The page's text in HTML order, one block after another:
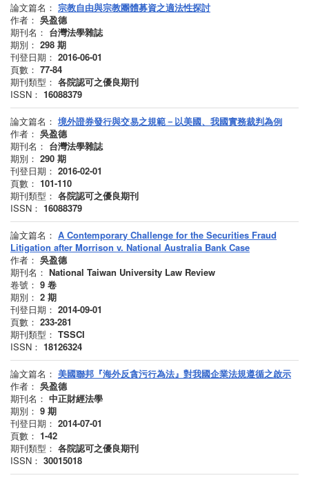
論文篇名： 宗教自由與宗教團體募資之適法性探討
作者： 吳盈德
期刊名： 台灣法學雜誌
期別： 298 期
刊登日期： 2016-06-01
頁數： 77-84
期刊類型： 各院認可之優良期刊
ISSN： 16088379
論文篇名： 境外證券發行與交易之規範－以美國、我國實務裁判為例
作者： 吳盈德
期刊名： 台灣法學雜誌
期別： 290 期
刊登日期： 2016-02-01
頁數： 101-110
期刊類型： 各院認可之優良期刊
ISSN： 16088379
論文篇名： A Contemporary Challenge for the Securities Fraud
Litigation after Morrison v. National Australia Bank Case
作者： 吳盈德
期刊名： National Taiwan University Law Review
卷號： 9 卷
期別： 2 期
刊登日期： 2014-09-01
頁數： 233-281
期刊類型： TSSCI
ISSN： 18126324
論文篇名： 美國聯邦『海外反貪污行為法』對我國企業法規遵循之啟示
作者： 吳盈德
期刊名： 中正財經法學
期別： 9 期
刊登日期： 2014-07-01
頁數： 1-42
期刊類型： 各院認可之優良期刊
ISSN： 30015018